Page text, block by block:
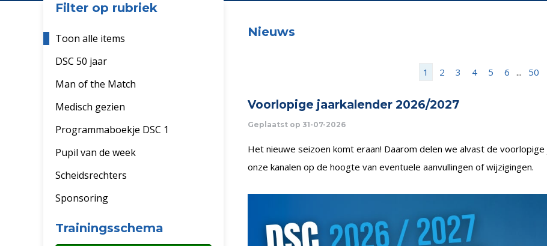
Filter op rubriek
Toon alle items
DSC 50 jaar
Man of the Match
Medisch gezien
Programmaboekje DSC 1
Pupil van de week
Scheidsrechters
Sponsoring
Trainingsschema
Nieuws
1 2 3 4 5 6 ... 50
Voorlopige jaarkalender 2026/2027
Geplaatst op 31-07-2026
Het nieuwe seizoen komt eraan! Daarom delen we alvast de
onze kanalen op de hoogte van eventuele aanvullingen of wijzigingen.